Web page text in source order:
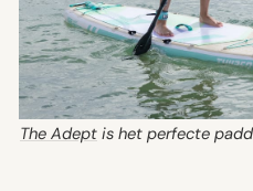
The Adept is het perfecte